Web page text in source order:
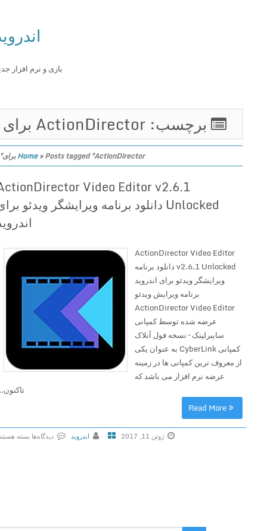
اندروید
بازی و نرم افزار جدید
برچسب: ActionDirector برای
Home»Posts tagged "ActionDirector برای"
ActionDirector Video Editor v2.6.1
Unlocked دانلود برنامه ویرایشگر ویدئو برای
اندروید
ActionDirector Video Editor
v2.6.1 Unlocked دانلود برنامه
ویرایشگر ویدئو برای اندروید
برنامه ویرایش ویدئو
ActionDirector Video Editor
عرضه شده توسط کمپانی
سایبرلینک – نسخه فول آنلاک
کمپانی CyberLink به عنوان یکی
از معروف ترین کمپانی ها در زمینه
عرضه نرم افزار می باشد که
تاکنون...
Read More
ژوئن 11, 2017 اندروید
دیدگاه‌هابسته هستند